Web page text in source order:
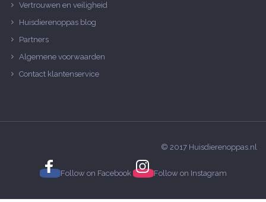
Vertrouwen en veiligheid
Huisdierenoppas blog
Partners
Algemene voorwaarden
Contact klantenservice
© 2017 Huisdierenoppas.nl
Follow on Facebook Follow on Instagram